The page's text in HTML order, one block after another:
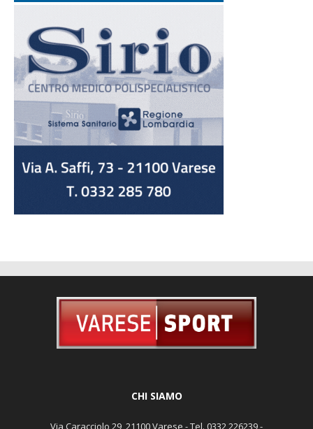
CHI SIAMO
Via Caracciolo 29, 21100 Varese - Tel. 0332 226239 -